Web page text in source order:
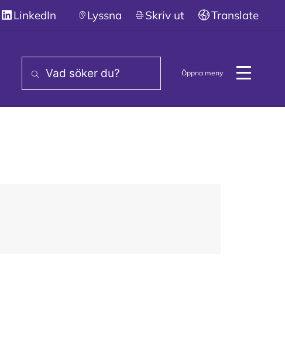
LinkedIn Lyssna Skriv ut Translate
Öppna meny